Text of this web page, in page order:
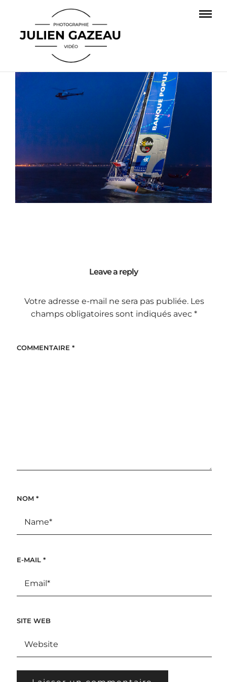
Leave a reply
Votre adresse e-mail ne sera pas publiée. Les
champs obligatoires sont indiqués avec*
COMMENTAIRE *
NOM *
E-MAIL *
SITE WEB